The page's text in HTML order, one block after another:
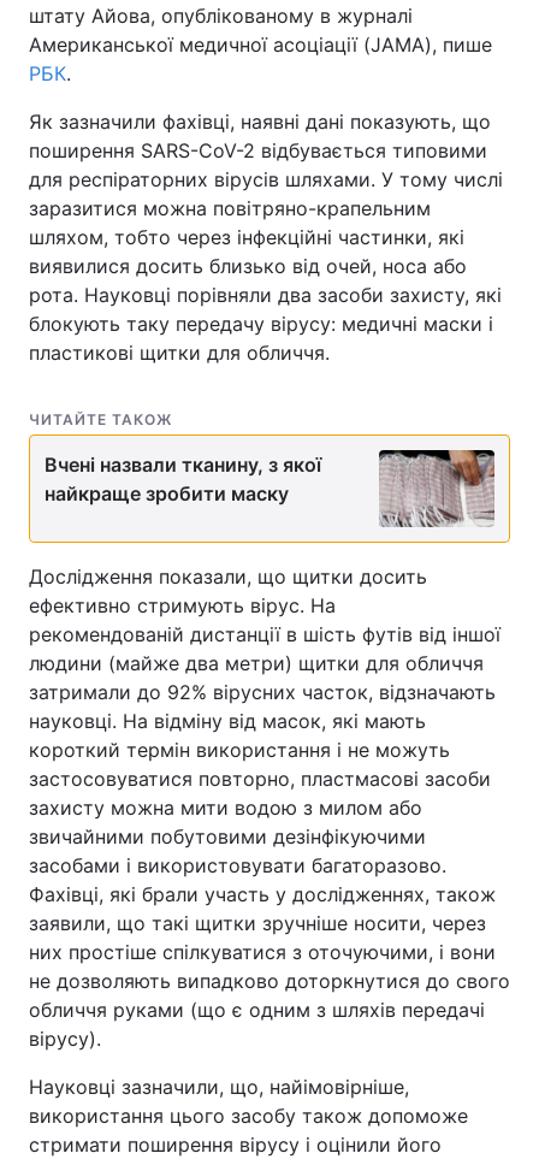
штату Айова, опублікованому в журналі
Американської медичної асоціації (JAMA), пише
РБК.
Як зазначили фахівці, наявні дані показують, що
поширення SARS-CoV-2 відбувається типовими
для респіраторних вірусів шляхами. У тому числі
заразитися можна повітряно-крапельним
шляхом, тобто через інфекційні частинки, які
виявилися досить близько від очей, носа або
рота. Науковці порівняли два засоби захисту, які
блокують таку передачу вірусу: медичні маски і
пластикові щитки для обличчя.
ЧИТАЙТЕ ТАКОЖ
Вчені назвали тканину, з якої
найкраще зробити маску
Дослідження показали, що щитки досить
ефективно стримують вірус. На
рекомендованій дистанції в шість футів від іншої
людини (майже два метри) щитки для обличчя
затримали до 92% вірусних часток, відзначають
науковці. На відміну від масок, які мають
короткий термін використання і не можуть
застосовуватися повторно, пластмасові засоби
захисту можна мити водою з милом або
звичайними побутовими дезінфікуючими
засобами і використовувати багаторазово.
Фахівці, які брали участь у дослідженнях, також
заявили, що такі щитки зручніше носити, через
них простіше спілкуватися з оточуючими, і вони
не дозволяють випадково доторкнутися до свого
обличчя руками (що є одним з шляхів передачі
вірусу).
Науковці зазначили, що, найімовірніше,
використання цього засобу також допоможе
стримати поширення вірусу і оцінили його